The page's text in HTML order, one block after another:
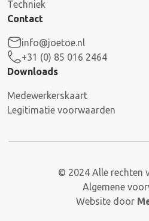
Techniek
Contact
info@joetoe.nl
+31 (0) 85 016 2464
Downloads
Medewerkerskaart
Legitimatie voorwaarden
© 2024 Alle rechten
Algemene
Website door